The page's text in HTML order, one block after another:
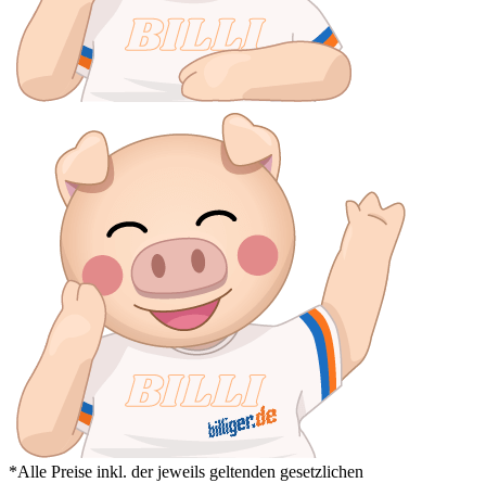
*Alle Preise inkl. der jeweils geltenden gesetzlichen